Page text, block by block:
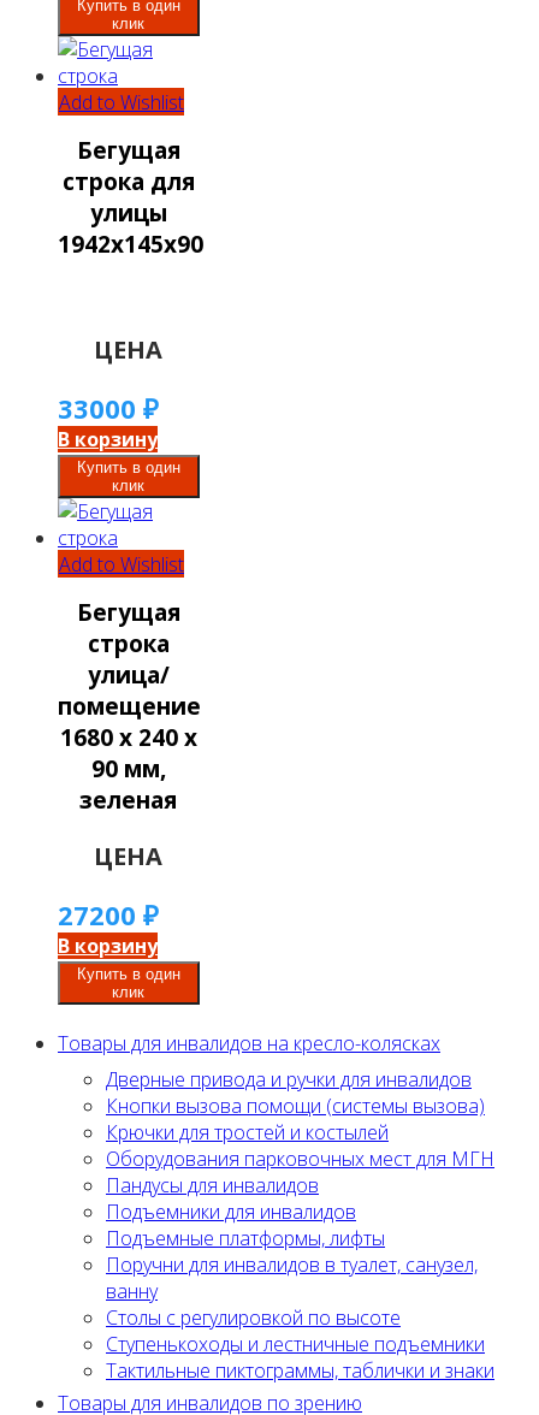
Купить в один
клик
Add to Wishlist
Бегущая
строка для
улицы
1942х145х90
ЦЕНА
33000 ₽
В корзину
Купить в один
клик
Add to Wishlist
Бегущая
строка
улица/
помещение
1680 х 240 х
90 мм,
зеленая
ЦЕНА
27200 ₽
В корзину
Купить в один
клик
Товары для инвалидов на кресло-колясках
Дверные привода и ручки для инвалидов
Кнопки вызова помощи (системы вызова)
Крючки для тростей и костылей
Оборудования парковочных мест для МГН
Пандусы для инвалидов
Подъемники для инвалидов
Подъемные платформы, лифты
Поручни для инвалидов в туалет, санузел,
ванну
Столы с регулировкой по высоте
Ступенькоходы и лестничные подъемники
Тактильные пиктограммы, таблички и знаки
Товары для инвалидов по зрению